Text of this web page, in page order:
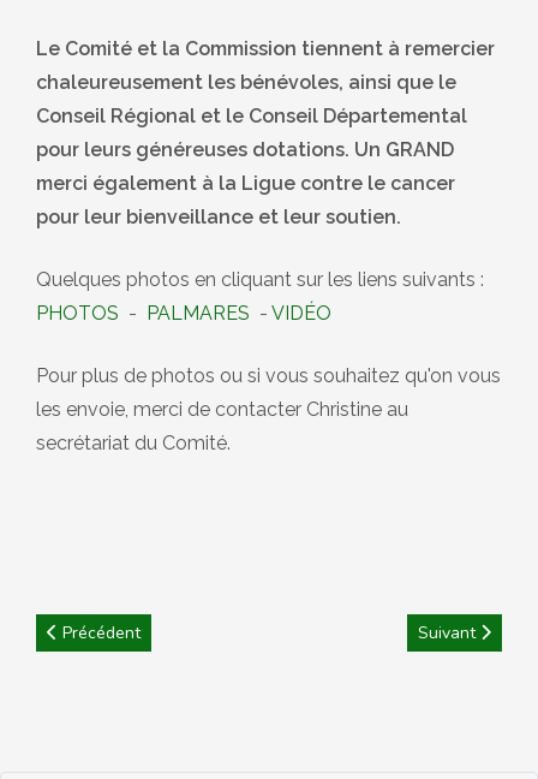
Le Comité et la Commission tiennent à remercier
chaleureusement les bénévoles, ainsi que le
Conseil Régional et le Conseil Départemental
pour leurs généreuses dotations. Un GRAND
merci également à la Ligue contre le cancer
pour leur bienveillance et leur soutien.
Quelques photos en cliquant sur les liens suivants :
PHOTOS - PALMARES - VIDÉO
Pour plus de photos ou si vous souhaitez qu'on vous
les envoie, merci de contacter Christine au
secrétariat du Comité.
Article précédent : Photos journée des Féminines 2024
Précédent Article suivant
Suivant